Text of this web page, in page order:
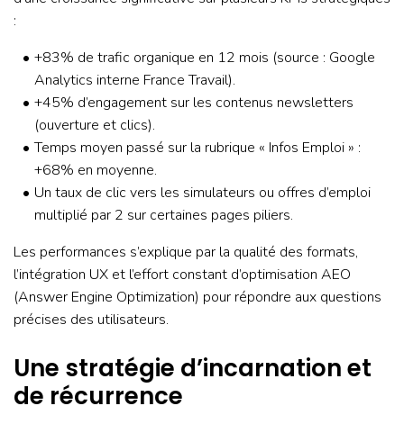
:
+83% de trafic organique en 12 mois (source : Google
Analytics interne France Travail).
+45% d’engagement sur les contenus newsletters
(ouverture et clics).
Temps moyen passé sur la rubrique « Infos Emploi » :
+68% en moyenne.
Un taux de clic vers les simulateurs ou offres d’emploi
multiplié par 2 sur certaines pages piliers.
Les performances s’explique par la qualité des formats,
l’intégration UX et l’effort constant d’optimisation AEO
(Answer Engine Optimization) pour répondre aux questions
précises des utilisateurs.
Une stratégie d’incarnation et
de récurrence